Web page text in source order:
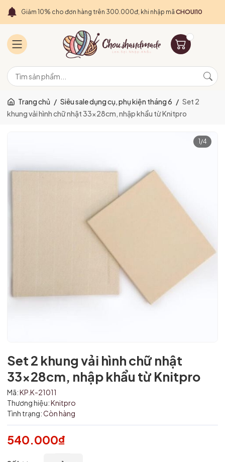
Giảm 10% cho đơn hàng trên 300.000đ, khi nhập mã CHOUI10
Trang chủ / Siêu sale dụng cụ, phụ kiện tháng 6 / Set 2
khung vải hình chữ nhật 33x28cm, nhập khẩu từ Knitpro
1 /4
Set 2 khung vải hình chữ nhật
33x28cm, nhập khẩu từ Knitpro
Mã:KP.K-21011
Thương hiệu:Knitpro
Tình trạng:Còn hàng
540.000₫
Mã giảm giá:
Ngày hết hạn:
Điều kiện: